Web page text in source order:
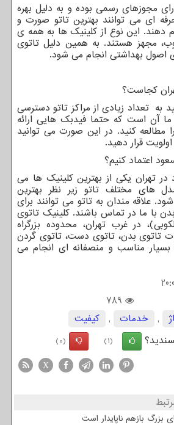
مجوزهای رسمی بوده و به دلیل بهره
ای می توانند بهترین تاتو صورت و
دهند. این نوع از کلینیک ها به همه ی
مجهز هستند. به همین دلیل تاتوی
اصول بهداشتی انجام می شود.
کجاست؟
به تعداد زیادی از مراکز تاتو دسترسی
آن است که حتما فیدبک هایی ارائه
مطالعه کنید. در این صورت می توانید
اولویت قرار دهید.
اعتماد کنیم؟
تهران یکی از بهترین کلینیک ها می
های مختلف تاتو زیر نظر بهترین
علاقه مندان به تاتو می توانند برای
با ما در تماس باشند. کلینیک تاتوی
در غرب تهران، محدوده بزرگراه
تاتوی بدن، تاتوی دست، تاتوی گردن
مناسب و منصفانه ای انجام می
789
, خدمات ,
كیفیت
(1)
(0)
X
بزرگ بازهم ناپایدار است